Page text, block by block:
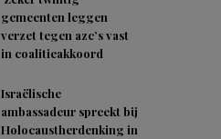
gemeenten leggen
verzet tegen azc’s vast
in coalitieakkoord
Israëlische
ambassadeur spreekt bij
Holocaustherdenking in